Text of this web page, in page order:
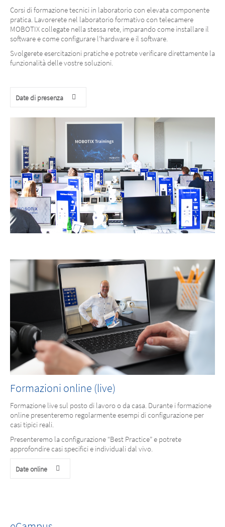
Corsi di formazione tecnici in laboratorio con elevata componente
pratica. Lavorerete nel laboratorio formativo con telecamere
MOBOTIX collegate nella stessa rete, imparando come installare il
software e come configurare l’hardware e il software.
Svolgerete esercitazioni pratiche e potrete verificare direttamente la
funzionalità delle vostre soluzioni.
Date di presenza
Formazioni online (live)
Formazione live sul posto di lavoro o da casa. Durante i formazione
online presenteremo regolarmente esempi di configurazione per
casi tipici reali.
Presenteremo la configurazione “Best Practice” e potrete
approfondire casi specifici e individuali dal vivo.
Date online